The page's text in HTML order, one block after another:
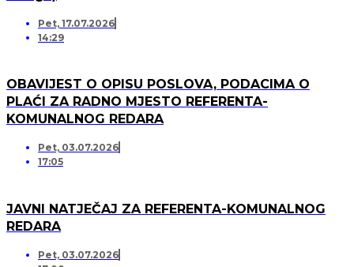
Pet, 17.07.2026
14:29
OBAVIJEST O OPISU POSLOVA, PODACIMA O
PLAĆI ZA RADNO MJESTO REFERENTA-
KOMUNALNOG REDARA
Pet, 03.07.2026
17:05
JAVNI NATJEČAJ ZA REFERENTA-KOMUNALNOG
REDARA
Pet, 03.07.2026